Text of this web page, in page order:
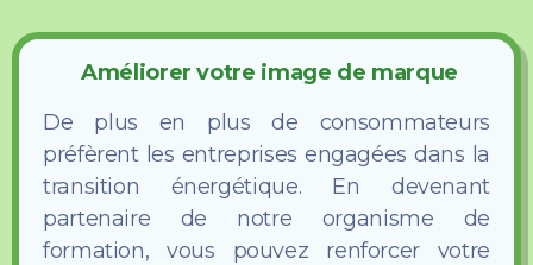
Améliorer votre image de marque
De plus en plus de consommateurs
préfèrent les entreprises engagées dans la
transition énergétique. En devenant
partenaire de notre organisme de
formation, vous pouvez renforcer votre